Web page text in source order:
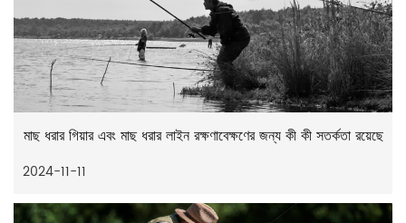
মাছ ধরার গিয়ার এবং মাছ ধরার লাইন রক্ষণাবেক্ষণের জন্য কী কী সতর্কতা রয়েছে
2024-11-11